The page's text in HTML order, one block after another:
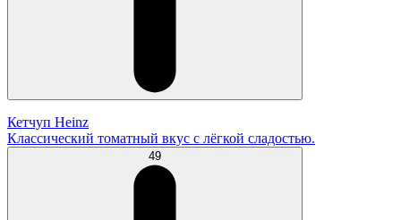
Кетчуп Heinz
Классический томатный вкус с лёгкой сладостью.
49